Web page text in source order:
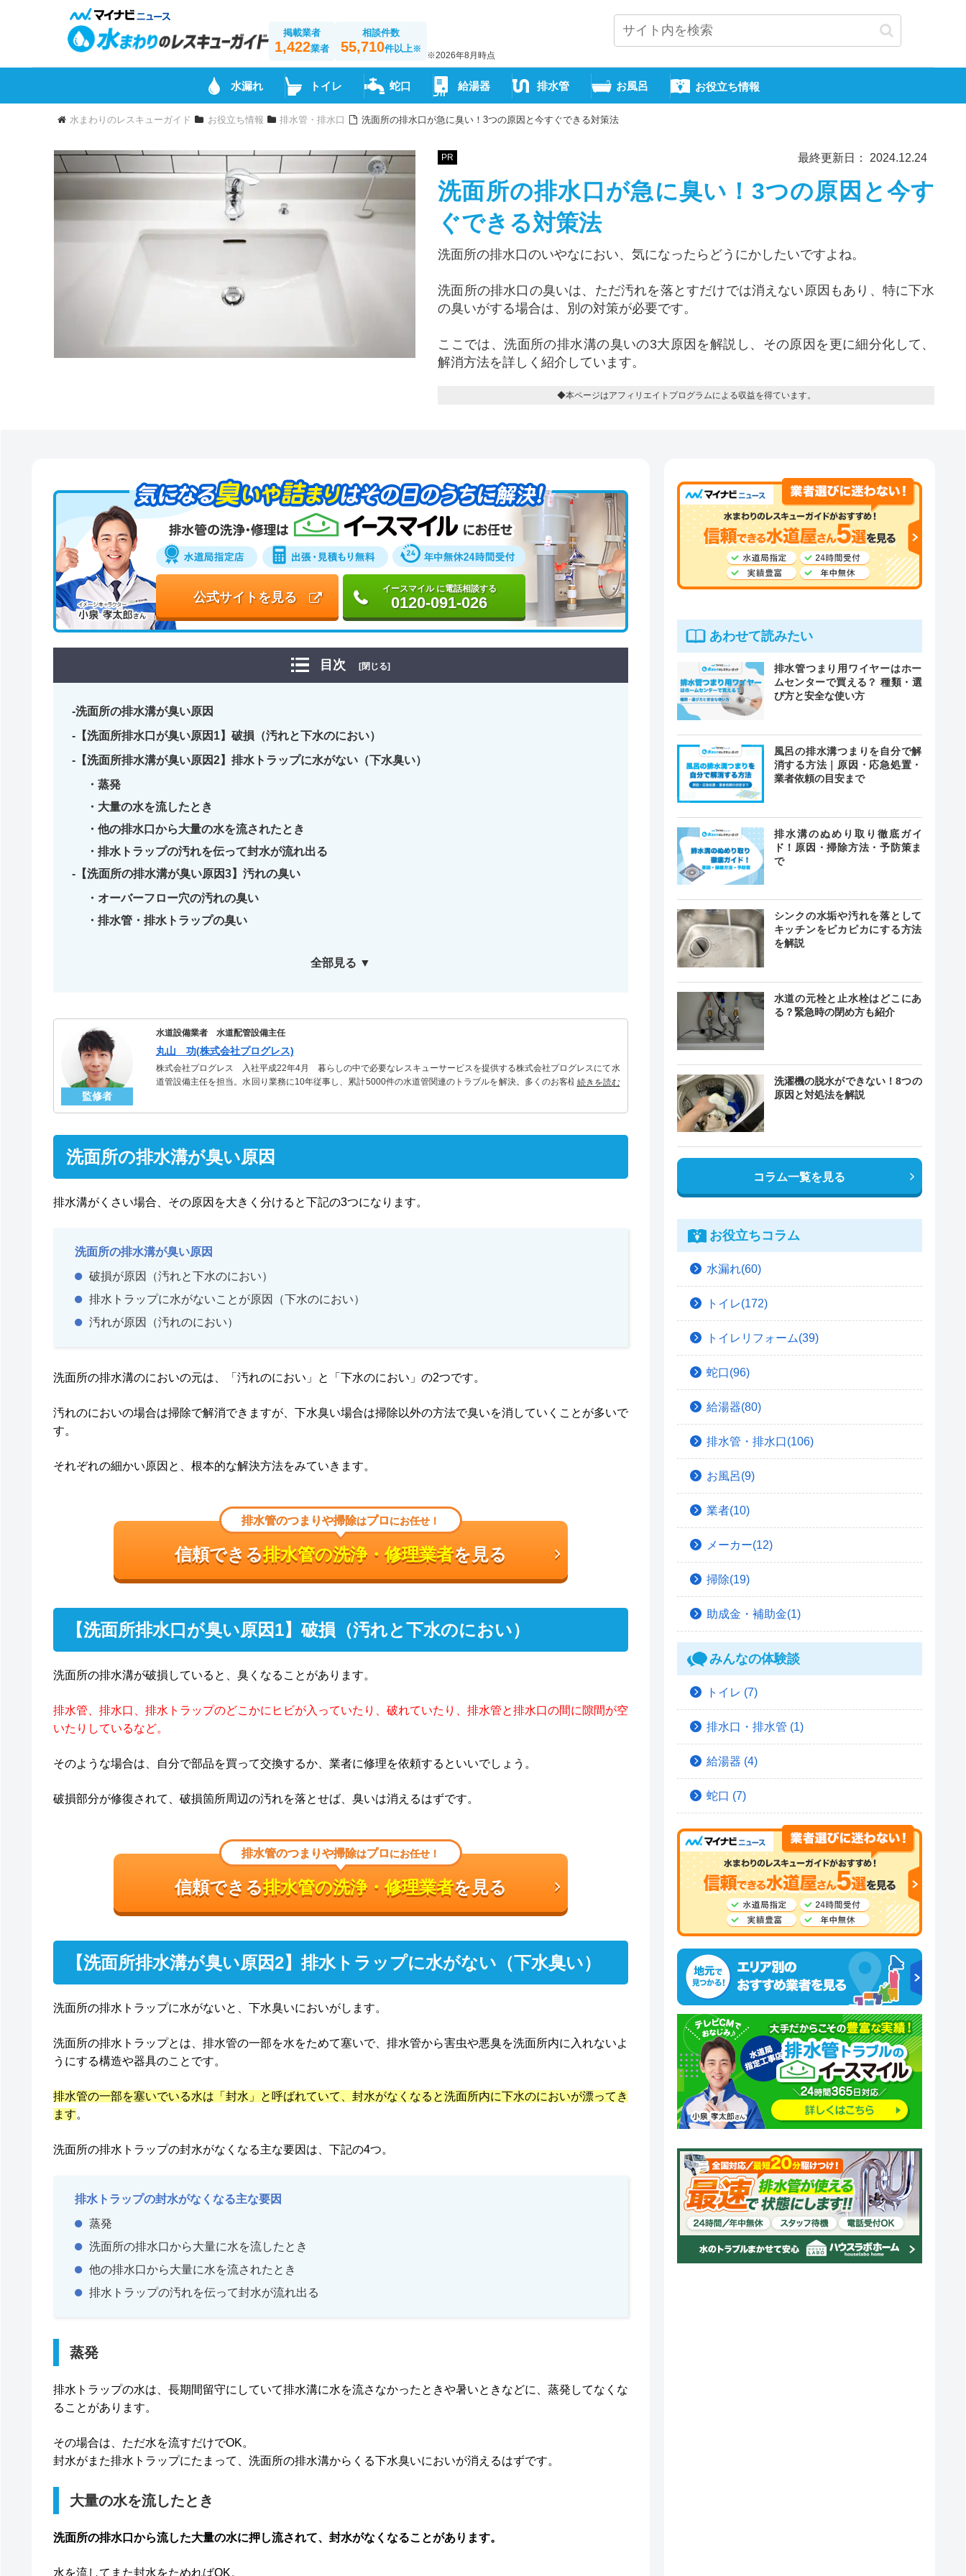
掲載業者
1,422業者
相談件数
55,710件以上※
※2026年8月時点
水漏れ トイレ 蛇口 給湯器 排水管 お風呂 お役立ち情報
水まわりのレスキューガイド お役立ち情報 排水管・排水口 洗面所の排水口が急に臭い！3つの原因と今すぐできる対策法
PR 最終更新日： 2024.12.24
洗面所の排水口が急に臭い！3つの原因と今す
ぐできる対策法
洗面所の排水口のいやなにおい、気になったらどうにかしたいですよね。
洗面所の排水口の臭いは、ただ汚れを落とすだけでは消えない原因もあり、特に下水
の臭いがする場合は、別の対策が必要です。
ここでは、洗面所の排水溝の臭いの3大原因を解説し、その原因を更に細分化して、
解消方法を詳しく紹介しています。
◆本ページはアフィリエイトプログラムによる収益を得ています。
公式サイトを見る
イースマイル に電話相談する
0120-091-026
目次 [閉じる]
洗面所の排水溝が臭い原因
【洗面所排水口が臭い原因1】破損（汚れと下水のにおい）
【洗面所排水溝が臭い原因2】排水トラップに水がない（下水臭い）
蒸発
大量の水を流したとき
他の排水口から大量の水を流されたとき
排水トラップの汚れを伝って封水が流れ出る
【洗面所の排水溝が臭い原因3】汚れの臭い
オーバーフロー穴の汚れの臭い
排水管・排水トラップの臭い
全部見る ▼
監修者
水道設備業者 水道配管設備主任
丸山 功(株式会社プログレス)
株式会社プログレス 入社平成22年4月 暮らしの中で必要なレスキューサービスを提供する株式会社プログレスにて水
道管設備主任を担当。水回り業務に10年従事し、累計5000件の水道管関連のトラブルを解決。多くのお客様に信頼され
続きを読む
洗面所の排水溝が臭い原因
排水溝がくさい場合、その原因を大きく分けると下記の3つになります。
洗面所の排水溝が臭い原因
破損が原因（汚れと下水のにおい）
排水トラップに水がないことが原因（下水のにおい）
汚れが原因（汚れのにおい）
洗面所の排水溝のにおいの元は、「汚れのにおい」と「下水のにおい」の2つです。
汚れのにおいの場合は掃除で解消できますが、下水臭い場合は掃除以外の方法で臭いを消していくことが多いで
す。
それぞれの細かい原因と、根本的な解決方法をみていきます。
排水管のつまりや掃除はプロにお任せ！
信頼できる排水管の洗浄・修理業者を見る
【洗面所排水口が臭い原因1】破損（汚れと下水のにおい）
洗面所の排水溝が破損していると、臭くなることがあります。
排水管、排水口、排水トラップのどこかにヒビが入っていたり、破れていたり、排水管と排水口の間に隙間が空
いたりしているなど。
そのような場合は、自分で部品を買って交換するか、業者に修理を依頼するといいでしょう。
破損部分が修復されて、破損箇所周辺の汚れを落とせば、臭いは消えるはずです。
排水管のつまりや掃除はプロにお任せ！
信頼できる排水管の洗浄・修理業者を見る
【洗面所排水溝が臭い原因2】排水トラップに水がない（下水臭い）
洗面所の排水トラップに水がないと、下水臭いにおいがします。
洗面所の排水トラップとは、排水管の一部を水をためて塞いで、排水管から害虫や悪臭を洗面所内に入れないよ
うにする構造や器具のことです。
排水管の一部を塞いでいる水は「封水」と呼ばれていて、封水がなくなると洗面所内に下水のにおいが漂ってき
ます。
洗面所の排水トラップの封水がなくなる主な要因は、下記の4つ。
排水トラップの封水がなくなる主な要因
蒸発
洗面所の排水口から大量に水を流したとき
他の排水口から大量に水を流されたとき
排水トラップの汚れを伝って封水が流れ出る
蒸発
排水トラップの水は、長期間留守にしていて排水溝に水を流さなかったときや暑いときなどに、蒸発してなくな
ることがあります。
その場合は、ただ水を流すだけでOK。
封水がまた排水トラップにたまって、洗面所の排水溝からくる下水臭いにおいが消えるはずです。
大量の水を流したとき
洗面所の排水口から流した大量の水に押し流されて、封水がなくなることがあります。
水を流してまた封水をためればOK。
あわせて読みたい
排水管つまり用ワイヤーはホー
ムセンターで買える？ 種類・選
び方と安全な使い方
風呂の排水溝つまりを自分で解
消する方法｜原因・応急処置・
業者依頼の目安まで
排水溝のぬめり取り徹底ガイ
ド！原因・掃除方法・予防策ま
で
シンクの水垢や汚れを落として
キッチンをピカピカにする方法
を解説
水道の元栓と止水栓はどこにあ
る？緊急時の閉め方も紹介
洗濯機の脱水ができない！8つの
原因と対処法を解説
コラム一覧を見る
お役立ちコラム
水漏れ(60)
トイレ(172)
トイレリフォーム(39)
蛇口(96)
給湯器(80)
排水管・排水口(106)
お風呂(9)
業者(10)
メーカー(12)
掃除(19)
助成金・補助金(1)
みんなの体験談
トイレ (7)
排水口・排水管 (1)
給湯器 (4)
蛇口 (7)